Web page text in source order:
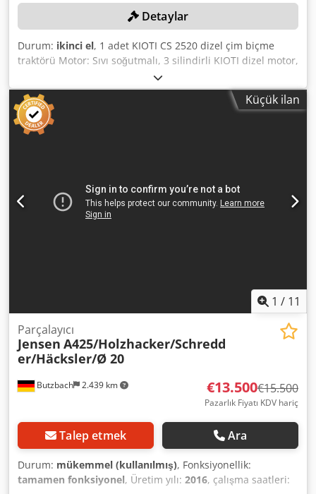
Detaylar
Durum: ikinci el, 1 adet KIOTI CS 2520 dizel çim biçme
traktörü Motor: Sıvı soğutmalı, 3 silindirli KIOTI dizel motor,
Tahrik ve Çekiş: Mekanik diferansiyel kilidi ile birlikte,
isteğe bağlı olarak devreye alınabilen dört tekerlekten çekiş
(4WD), Yakıt deposu kapasitesi: 25,5 litre dizel, Seri
numarası: 047300068 Dodpfx Agozqanyegock Renk:
Resimlerde görünen gibi, resimlere ve yerinde incelemeye
Küçük ilan
1 / 11
Butzbach 2.439 km
Parçalayıcı
Jensen A425/Holzhacker/Schredd
er/Häcksler/Ø 20
€13.500€15.500
Pazarlık Fiyatı KDV hariç
Talep etmek Ara
Durum: mükemmel (kullanılmış), Fonksiyonellik:
tamamen fonksiyonel, Üretim yılı: 2016, çalışma saatleri: